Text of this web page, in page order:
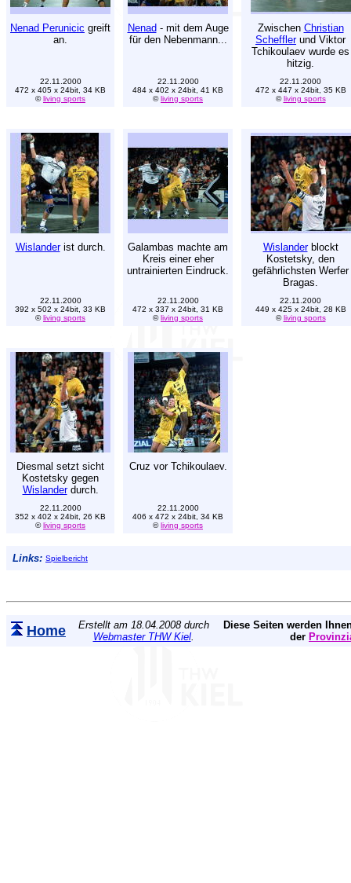
Nenad Perunicic greift
an.
Nenad - mit dem Auge
für den Nebenmann...
Zwischen Christian
Schefflerund Viktor
Tchikoulaev wurde es
hitzig.
22.11.2000
472 x 405 x 24bit, 34 KB
©living sports
22.11.2000
484 x 402 x 24bit, 41 KB
©living sports
22.11.2000
472 x 447 x 24bit, 35 KB
©living sports
Wislanderist durch.
Galambas machte am
Kreis einer eher
untrainierten Eindruck.
Wislanderblockt
Kostetsky, den
gefährlichsten Werfer
Bragas.
22.11.2000
392 x 502 x 24bit, 33 KB
©living sports
22.11.2000
472 x 337 x 24bit, 31 KB
©living sports
22.11.2000
449 x 425 x 24bit, 28 KB
©living sports
Diesmal setzt sicht
Kostetsky gegen
Wislanderdurch.
Cruz vor Tchikoulaev.
22.11.2000
352 x 402 x 24bit, 26 KB
©living sports
22.11.2000
406 x 472 x 24bit, 34 KB
©living sports
Links: Spielbericht
Home
Erstellt am 18.04.2008 durch
Webmaster THW Kiel.
Diese Seiten werden
der